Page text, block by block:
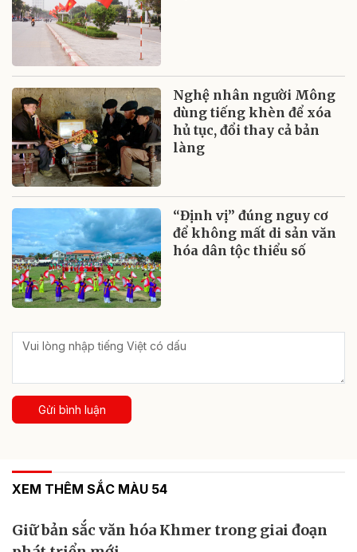
Nghệ nhân người Mông
dùng tiếng khèn để xóa
hủ tục, đổi thay cả bản
làng
“Định vị” đúng nguy cơ
để không mất di sản văn
hóa dân tộc thiểu số
Gửi bình luận
XEM THÊM SẮC MÀU 54
Giữ bản sắc văn hóa Khmer trong giai đoạn